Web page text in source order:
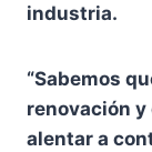
industria.
“Sabemos
renovación
alentar a